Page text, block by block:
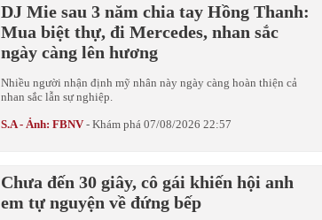
DJ Mie sau 3 năm chia tay Hồng Thanh:
Mua biệt thự, đi Mercedes, nhan sắc
ngày càng lên hương
Nhiều người nhận định mỹ nhân này ngày càng hoàn thiện cả
nhan sắc lẫn sự nghiệp.
S.A - Ảnh: FBNV- Khám phá 07/08/2026 22:57
Chưa đến 30 giây, cô gái khiến hội anh
em tự nguyện về đứng bếp